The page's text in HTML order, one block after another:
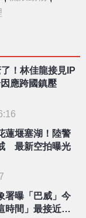
！林佳龍接見IP
應跨國鎮壓
蓮堰塞湖！陸警
最新空拍曝光
署曝「巴威」今
間」最接近台